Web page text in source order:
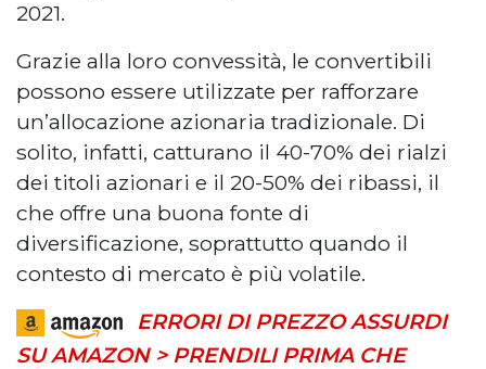
2021.
Grazie alla loro convessità, le convertibili
possono essere utilizzate per rafforzare
un’allocazione azionaria tradizionale. Di
solito, infatti, catturano il 40-70% dei rialzi
dei titoli azionari e il 20-50% dei ribassi, il
che offre una buona fonte di
diversificazione, soprattutto quando il
contesto di mercato è più volatile.
ERRORI DI PREZZO ASSURDI
SU AMAZON > PRENDILI PRIMA CHE